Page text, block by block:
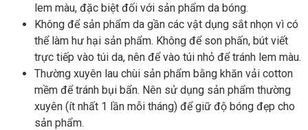
lem màu, đặc biệt đối với sản phẩm da bóng.
Không để sản phẩm da gần các vật dụng sắt nhọn vì có
thể làm hư hại sản phẩm. Không để son phấn, bút viết
trực tiếp vào túi da, nên để vào túi nhỏ để tránh lem màu.
Thường xuyên lau chùi sản phẩm bằng khăn vải cotton
mềm để tránh bụi bẩn. Nên sử dụng sản phẩm thường
xuyên (ít nhất 1 lần mỗi tháng) để giữ độ bóng đẹp cho
sản phẩm.